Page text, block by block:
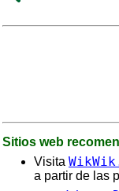
Sitios web
Visita
a partir de las